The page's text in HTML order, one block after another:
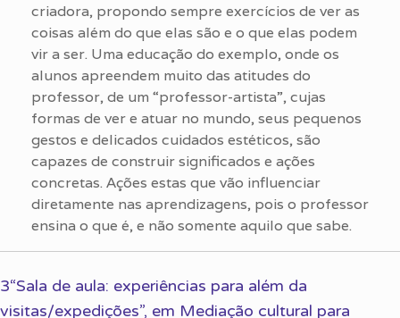
criadora, propondo sempre exercícios de ver as
coisas além do que elas são e o que elas podem
vir a ser. Uma educação do exemplo, onde os
alunos apreendem muito das atitudes do
professor, de um “professor-artista”, cujas
formas de ver e atuar no mundo, seus pequenos
gestos e delicados cuidados estéticos, são
capazes de construir significados e ações
concretas. Ações estas que vão influenciar
diretamente nas aprendizagens, pois o professor
ensina o que é, e não somente aquilo que sabe.
3“Sala de aula: experiências para além da
visitas/expedições”, em Mediação cultural para